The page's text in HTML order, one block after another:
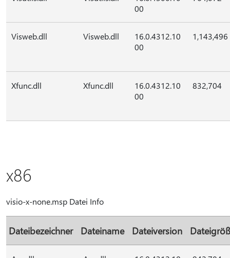
00
Visweb.dll Visweb.dll
16.0.4312.10
00
1,143,496
Xfunc.dll Xfunc.dll
16.0.4312.10
00
832,704
x86
visio-x-none.msp Datei Info
Dateibezeichner Dateiname Dateiversion